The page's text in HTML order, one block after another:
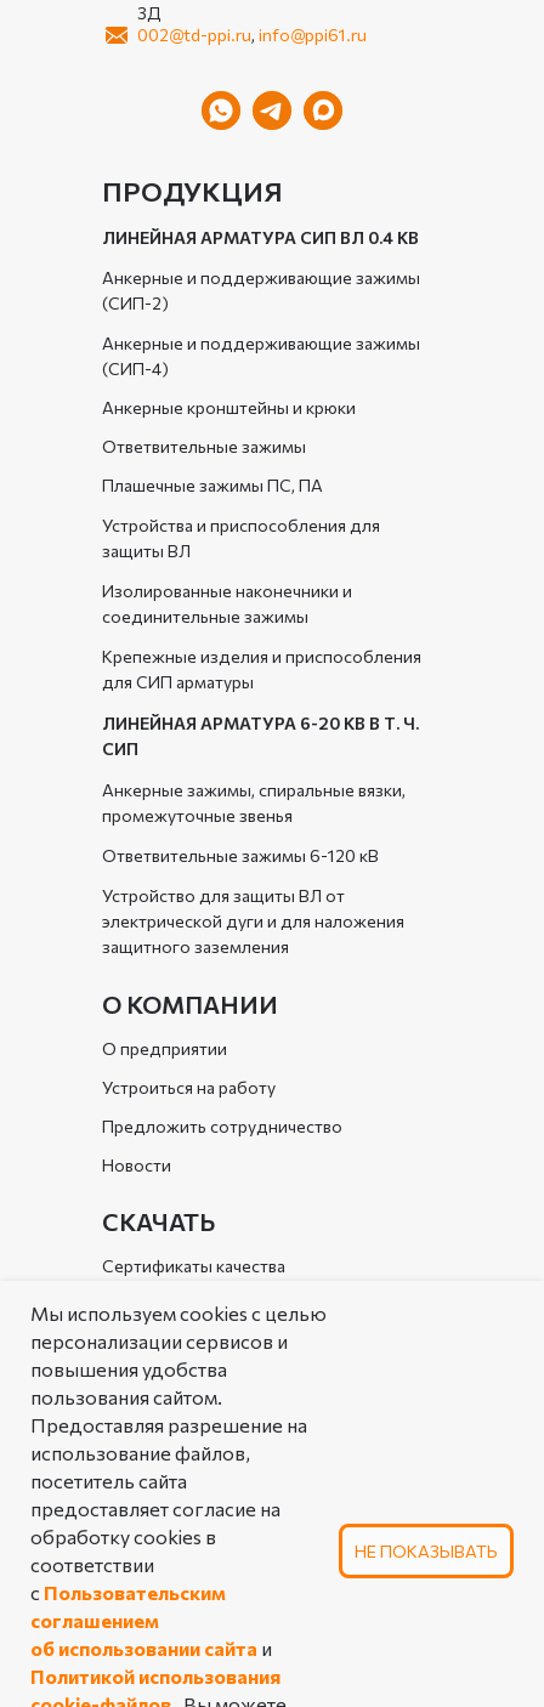
Мы используем cookies с целью
персонализации сервисов и
повышения удобства
пользования сайтом.
Предоставляя разрешение на
использование файлов,
посетитель сайта
предоставляет согласие на
обработку cookies в
соответствии
с Пользовательским
соглашением
об использовании сайта и
Политикой использования
НЕ ПОКАЗЫВАТЬ
Аналоговая таблица
линейной арматуры
Типовые решения
РЕШЕНИЯ
Каталог
Документы организации
Сертификаты качества
СКАЧАТЬ
Новости
Предложить сотрудничество
Устроиться на работу
О предприятии
О КОМПАНИИ
ЛИНЕЙНАЯ АРМАТУРА 6-20 КВ В Т. Ч.
СИП
Устройство для защиты ВЛ от
электрической дуги и для наложения
защитного заземления
Ответвительные зажимы 6-120 кВ
Анкерные зажимы, спиральные вязки,
промежуточные звенья
Крепежные изделия и приспособления
для СИП арматуры
Изолированные наконечники и
соединительные зажимы
Устройства и приспособления для
защиты ВЛ
Плашечные зажимы ПС, ПА
Ответвительные зажимы
Анкерные кронштейны и крюки
Анкерные и поддерживающие зажимы
(СИП-4)
Анкерные и поддерживающие зажимы
(СИП-2)
ЛИНЕЙНАЯ АРМАТУРА СИП ВЛ 0.4 КВ
ПРОДУКЦИЯ
002@td-ppi.ru, info@ppi61.ru
3Д
ПОЛИТИКА КОНФИДЕНЦИАЛЬНОСТИ
© 2025 Производственное предприятие
«Импульс». Все права защищены
ПОЛЬЗОВАТЕЛЬСКОЕ СОГЛАШЕНИЕ
ОБ ИСПОЛЬЗОВАНИИ САЙТА